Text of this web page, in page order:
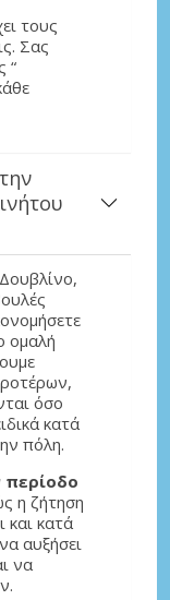
τους
Σας
“
ομαλή
όσο
κατά
πόλη.
περίοδο
η ζήτηση
και κατά
αυξήσει
να